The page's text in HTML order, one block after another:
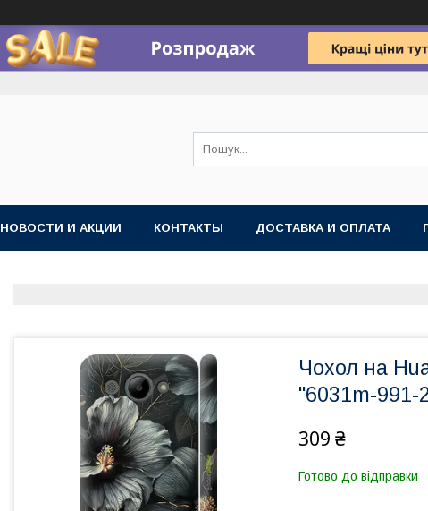
НОВОСТИ И АКЦИИ КОНТАКТЫ ДОСТАВКА И ОПЛАТА
Чохол на
"6031m-991-
309 ₴
Готово до відправки